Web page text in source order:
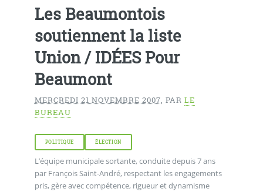
Les Beaumontois
soutiennent la liste
Union / IDÉES Pour
Beaumont
MERCREDI 21 NOVEMBRE 2007, PAR LE
BUREAU
POLITIQUE ÉLECTION
L’équipe municipale sortante, conduite depuis 7 ans
par François Saint-André, respectant les engagements
pris, gère avec compétence, rigueur et dynamisme